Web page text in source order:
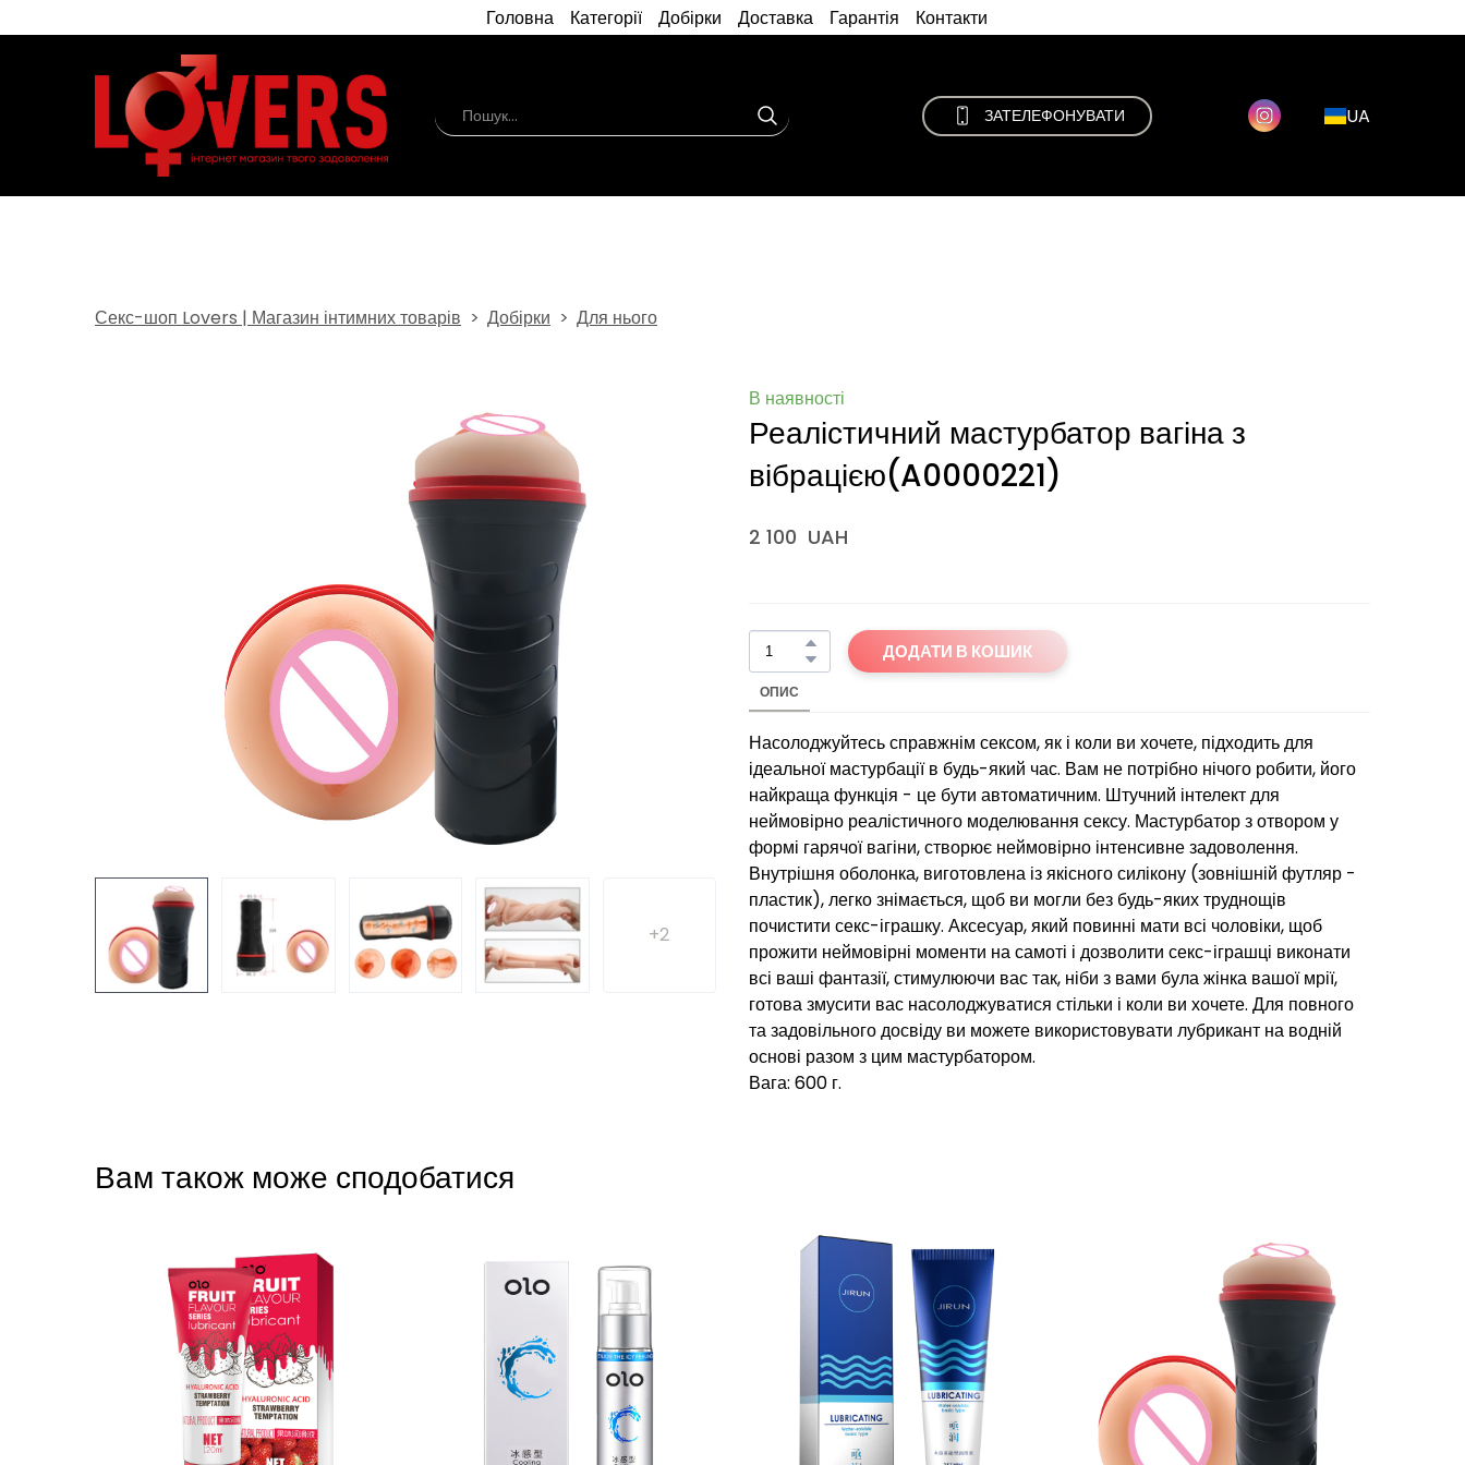
Головна Категорії Добірки Доставка Гарантія Контакти
ЗАТЕЛЕФОНУВАТИ UA
Секс-шоп Lovers | Магазин інтимних товарів Добірки Для нього
+2
В наявності
Реалістичний мастурбатор вагіна з
вібрацією(A0000221)
2 100  UAH
ДОДАТИ В КОШИК
ОПИС
Насолоджуйтесь справжнім сексом, як і коли ви хочете, підходить для
ідеальної мастурбації в будь-який час. Вам не потрібно нічого робити, його
найкраща функція - це бути автоматичним. Штучний інтелект для
неймовірно реалістичного моделювання сексу. Мастурбатор з отвором у
формі гарячої вагіни, створює неймовірно інтенсивне задоволення.
Внутрішня оболонка, виготовлена із якісного силікону (зовнішній футляр -
пластик), легко знімається, щоб ви могли без будь-яких труднощів
почистити секс-іграшку. Аксесуар, який повинні мати всі чоловіки, щоб
прожити неймовірні моменти на самоті і дозволити секс-іграшці виконати
всі ваші фантазії, стимулюючи вас так, ніби з вами була жінка вашої мрії,
готова змусити вас насолоджуватися стільки і коли ви хочете. Для повного
та задовільного досвіду ви можете використовувати лубрикант на водній
основі разом з цим мастурбатором.
Вага: 600 г.
Вам також може сподобатися